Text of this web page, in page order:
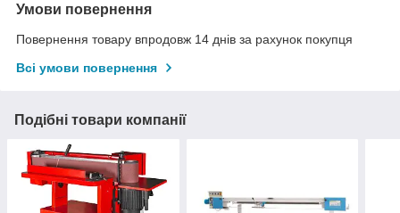
Умови повернення
Повернення товару впродовж 14 днів за рахунок покупця
Всі умови повернення
Подібні товари компанії